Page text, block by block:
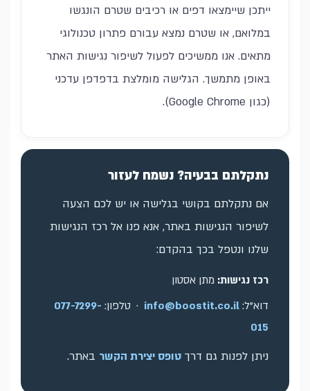
ייתכן שיימצאו דפים או רכיבים שטרם הונגשו
במלואם, או שטרם נמצא עבורם פתרון טכנולוגי
מתאים. אנו ממשיכים לפעול לשיפור נגישות האתר
באופן מתמשך. הגלישה מומלצת בדפדפן עדכני
(כגון Google Chrome).
נתקלתם בבעיה? נשמח לעזור
אם נתקלתם בקושי בגלישה או יש לכם הצעה
לשיפור הנגישות באתר, אנא פנו אל רכז הנגישות
שלנו ונטפל בכך בהקדם:
רכז נגישות: מתן אסטון
דוא"ל: info@boostit.co.il · טלפון: 077-7299-
015
ניתן לפנות גם דרך טופס יצירת הקשר באתר.